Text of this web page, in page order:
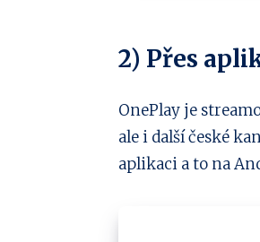
2) Přes
OnePlay je
ale i další české
aplikaci a to na